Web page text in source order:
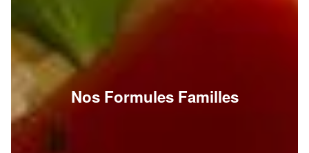
Nos Formules Familles